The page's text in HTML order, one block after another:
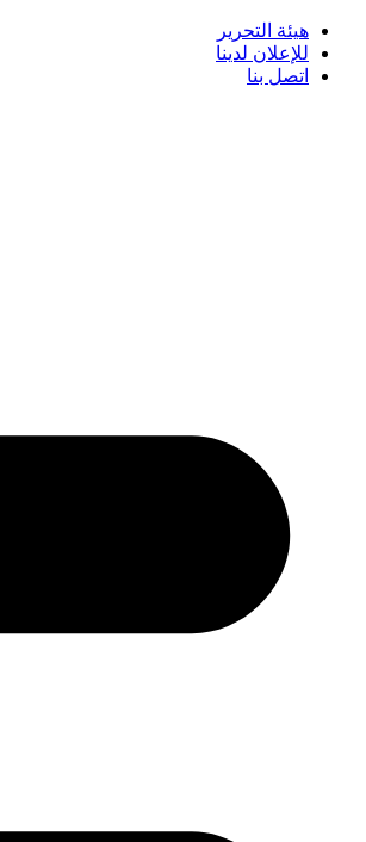
هيئة التحرير
للإعلان لدينا
اتصل بنا